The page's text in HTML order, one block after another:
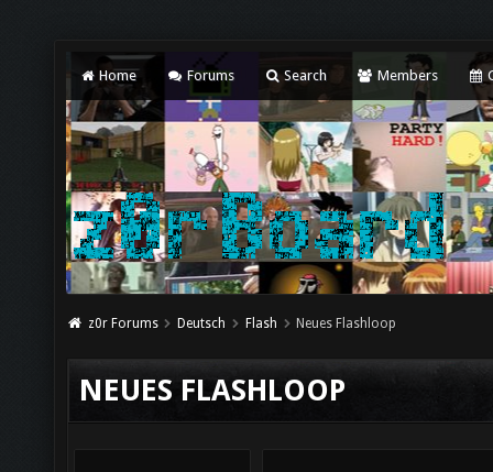
Home Forums Search Members
z0r Forums Deutsch Flash Neues Flashloop
NEUES FLASHLOOP